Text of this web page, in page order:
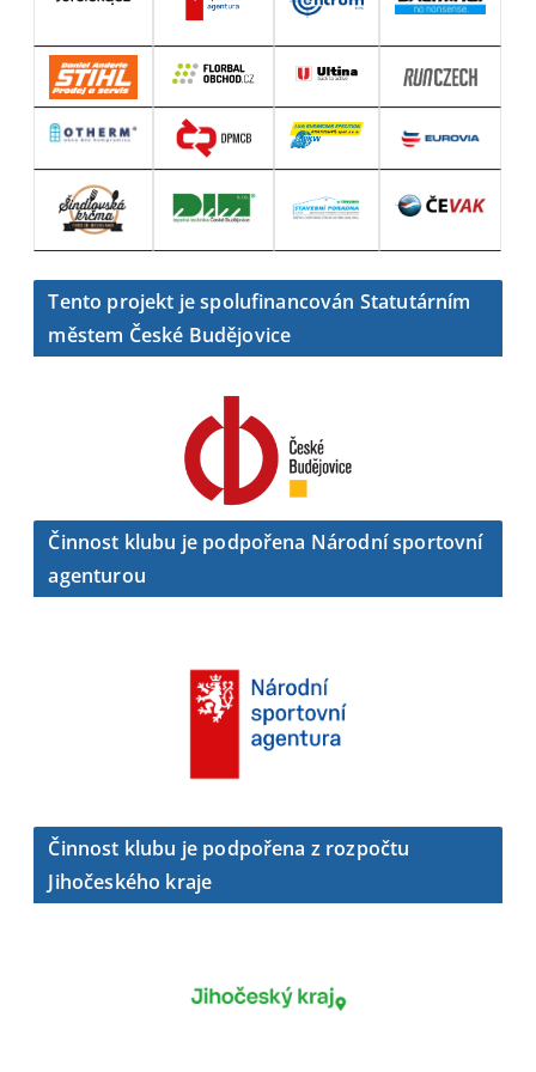
Tento projekt je spolufinancován Statutárním
městem České Budějovice
Činnost klubu je podpořena Národní sportovní
agenturou
Činnost klubu je podpořena z rozpočtu
Jihočeského kraje